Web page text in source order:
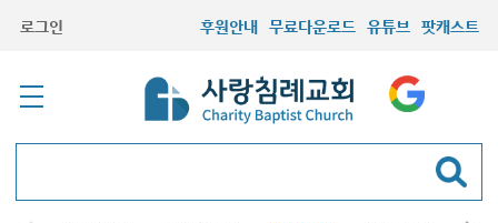
로그인 후원안내 무료다운로드 유튜브 팟캐스트